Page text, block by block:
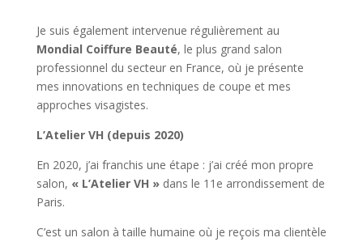
Je suis également intervenue régulièrement au
Mondial Coiffure Beauté, le plus grand salon
professionnel du secteur en France, où je présente
mes innovations en techniques de coupe et mes
approches visagistes.
L’Atelier VH (depuis 2020)
En 2020, j’ai franchis une étape : j’ai créé mon propre
salon, « L’Atelier VH »dans le 11e arrondissement de
Paris.
C’est un salon à taille humaine où je reçois ma clientèle